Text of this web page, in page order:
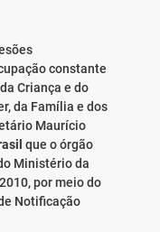
constante
Criança e do
da Família e dos
Maurício
que o órgão
Ministério da
por meio do
Notificação